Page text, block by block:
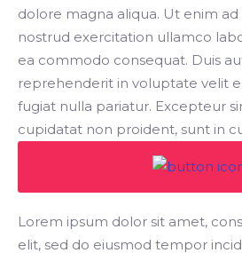
dolore magna aliqua. Ut enim
nostrud exercitation ullamco
ea commodo consequat. Duis
reprehenderit in voluptate velit
fugiat nulla pariatur. Excepteur
cupidatat non proident, sunt in
Lorem ipsum dolor sit amet,
elit, sed do eiusmod tempor